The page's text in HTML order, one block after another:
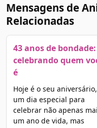
Mensagens de
Relacionadas
43 anos de bondade:
celebrando quem
é
Hoje é o seu aniversário,
um dia especial para
celebrar não apenas
um ano de vida, mas